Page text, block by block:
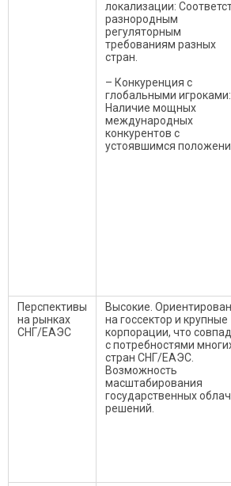
локализации:
разнородным
регуляторным
требованиям разных
стран.
– Конкуренция с
глобальными игроками:
Наличие мощных
международных
конкурентов с
устоявшимся
Перспективы
на рынках
СНГ/ЕАЭС
Высокие.
на госсектор и крупные
корпорации, что
с потребностями
стран СНГ/ЕАЭС.
Возможность
масштабирования
государственных
решений.